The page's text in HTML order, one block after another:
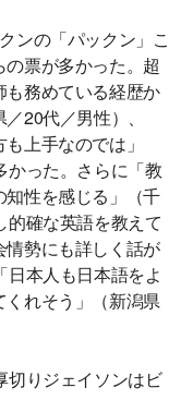
ンの「パックン」こ
票が多かった。超
務めている経歴か
20代／男性）、
上手なのでは」
かった。さらに「教
性を感じる」（千
確な英語を教えて
情勢にも詳しく話が
本人も日本語をよ
れそう」（新潟県
りジェイソンはビ